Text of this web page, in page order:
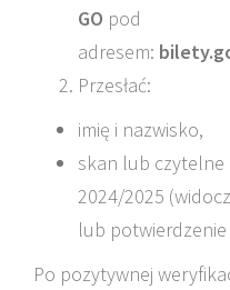
GO pod
adresem:
Przesłać:
imię i nazwisko,
skan lub czytelne
2024/2025
lub
Po pozytywnej